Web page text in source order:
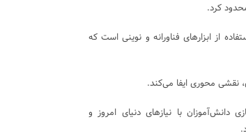
کرد.
از ابزارهای فناورانه و نوینی است که
دانش‌آموزان با نیازهای دنیای امروز و